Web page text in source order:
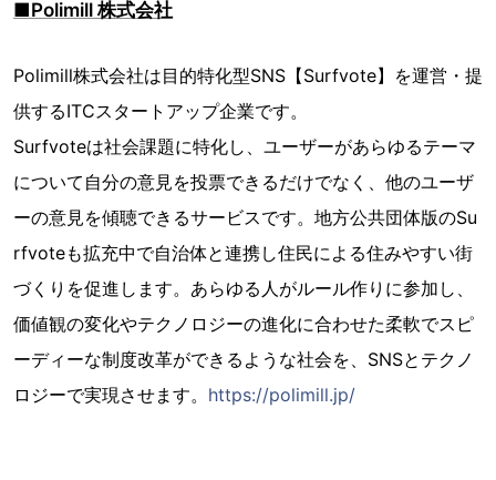
■Polimill 株式会社
Polimill株式会社は目的特化型SNS【Surfvote】を運営・提
供するITCスタートアップ企業です。
Surfvoteは社会課題に特化し、ユーザーがあらゆるテーマ
について自分の意見を投票できるだけでなく、他のユーザ
ーの意見を傾聴できるサービスです。地方公共団体版のSu
rfvoteも拡充中で自治体と連携し住民による住みやすい街
づくりを促進します。あらゆる人がルール作りに参加し、
価値観の変化やテクノロジーの進化に合わせた柔軟でスピ
ーディーな制度改革ができるような社会を、SNSとテクノ
ロジーで実現させます。 https://polimill.jp/